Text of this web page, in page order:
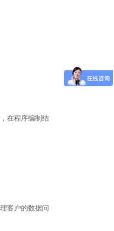
在程序编制结
客户的数据问